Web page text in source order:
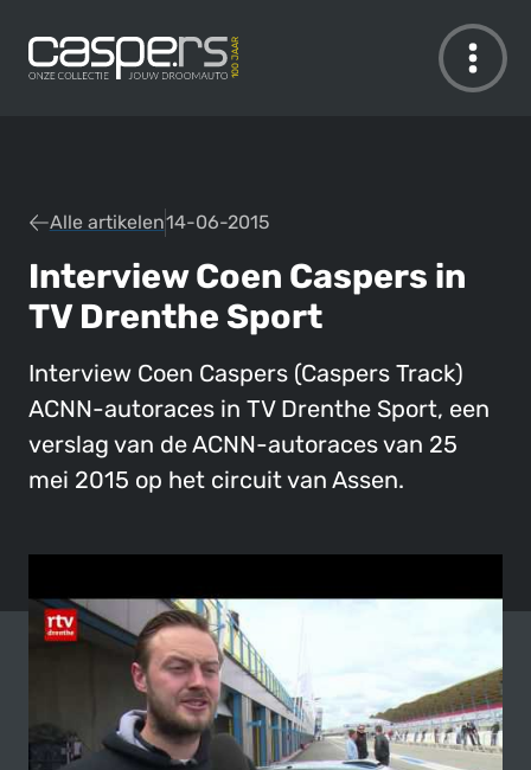
De Caspers Collectie
Alle artikelen14-06-2015
Interview Coen Caspers in
TV Drenthe Sport
Interview Coen Caspers (Caspers Track)
ACNN-autoraces in TV Drenthe Sport, een
verslag van de ACNN-autoraces van 25
mei 2015 op het circuit van Assen.